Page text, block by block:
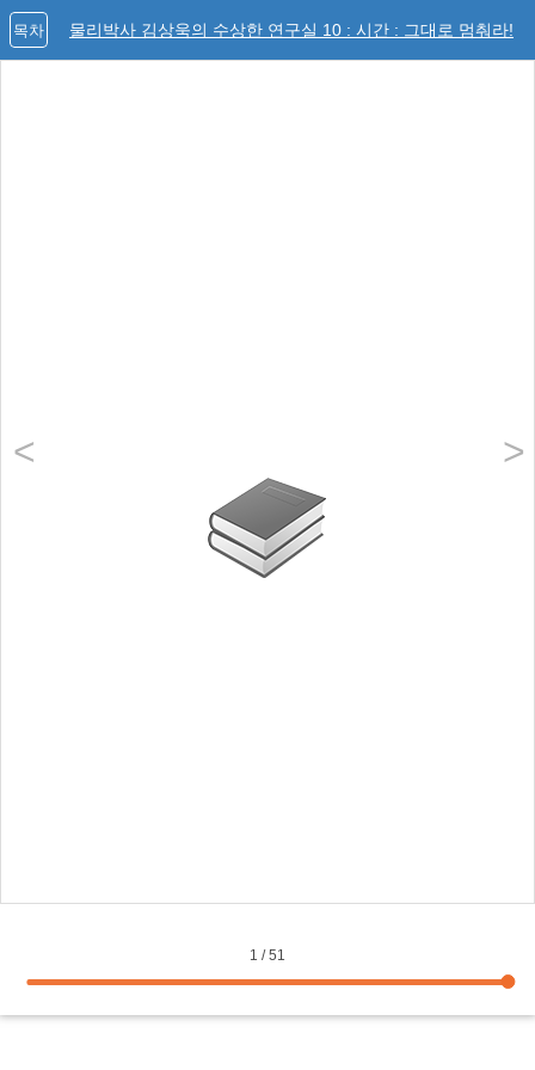
물리박사 김상욱의 수상한 연구실 10 : 시간 : 그대로 멈춰라!
목차
< >
1 /51